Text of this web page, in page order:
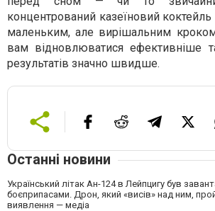
концентрований казеїновий
маленьким, але вирішальним
вам відновлюватися ефективніше
результатів значно швидше.
Останні новини
Український літак Ан-124 в Лейпцигу був
боєприпасами. Дрон, який «висів» над ним,
виявлення — медіа